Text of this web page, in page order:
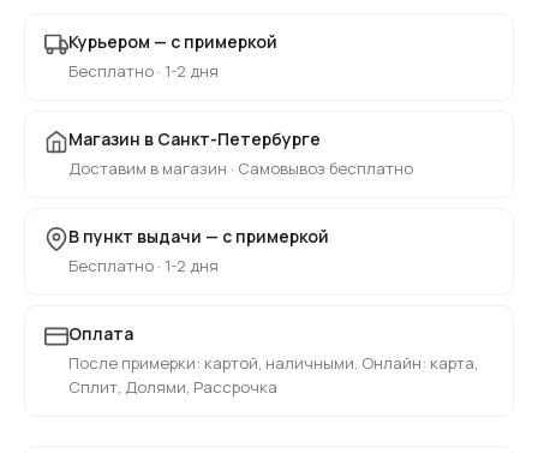
Курьером — с примеркой
Бесплатно · 1-2 дня
Магазин в Санкт-Петербурге
Доставим в магазин · Самовывоз бесплатно
В пункт выдачи — с примеркой
Бесплатно · 1-2 дня
Оплата
После примерки: картой, наличными. Онлайн: карта,
Сплит, Долями, Рассрочка